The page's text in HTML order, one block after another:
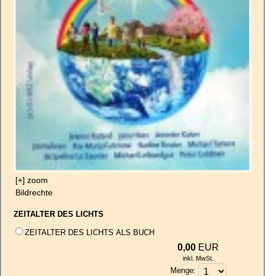
[+] zoom
Bildrechte
ZEITALTER DES LICHTS
ZEITALTER DES LICHTS ALS BUCH
0,00 EUR
inkl. MwSt.
Menge: